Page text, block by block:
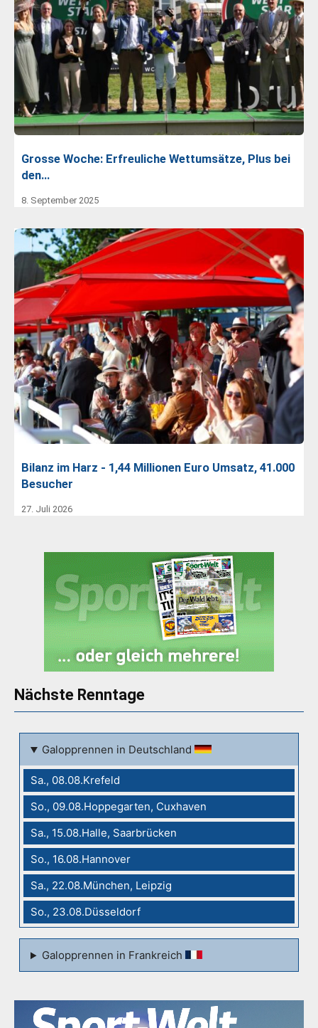
Grosse Woche: Erfreuliche Wettumsätze, Plus bei
den…
8. September 2025
Bilanz im Harz - 1,44 Millionen Euro Umsatz, 41.000
Besucher
27. Juli 2026
Nächste Renntage
Galopprennen in Deutschland
Sa., 08.08.Krefeld
So., 09.08.Hoppegarten, Cuxhaven
Sa., 15.08.Halle, Saarbrücken
So., 16.08.Hannover
Sa., 22.08.München, Leipzig
So., 23.08.Düsseldorf
Galopprennen in Frankreich